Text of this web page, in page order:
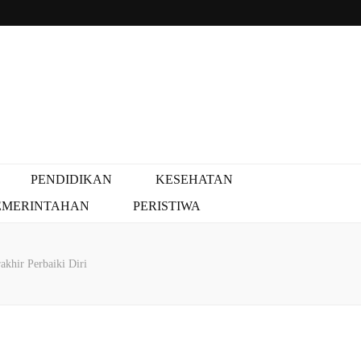
PENDIDIKAN
KESEHATAN
PERISTIWA
Perbaiki Diri